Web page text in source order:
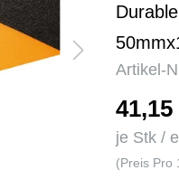
Artikel-
41,15
je Stk /
(Preis Pro